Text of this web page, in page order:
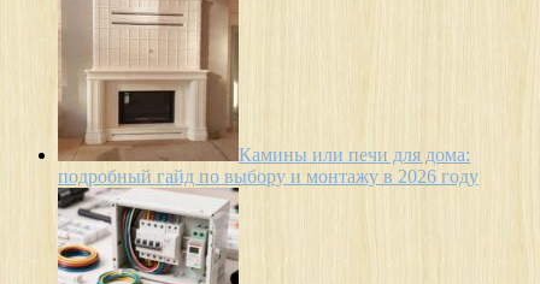
Камины или печи для дома:
подробный гайд по выбору и монтажу в 2026 году